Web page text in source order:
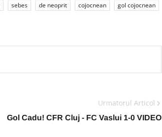
sebes de neoprit cojocnean
gol cojocnean
Urmatorul Articol
Gol Cadu! CFR Cluj - FC Vaslui 1-0 VIDEO